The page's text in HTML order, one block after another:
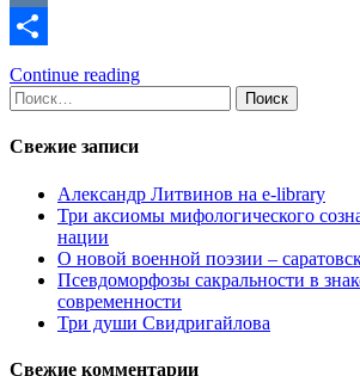
Link
VK
Отправить
Continue reading
Найти:
Свежие записи
Александр Литвинов на e-library
Три аксиомы мифологического
нации
О новой военной поэзии –
Псевдоморфозы сакральности в
современности
Три души Свидригайлова
Свежие комментарии